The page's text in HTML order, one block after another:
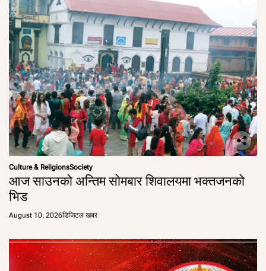
Culture & ReligionsSociety
आज साउनको अन्तिम सोमबार शिवालयमा भक्तजनको
भिड
August 10, 2026डिजिटल खबर